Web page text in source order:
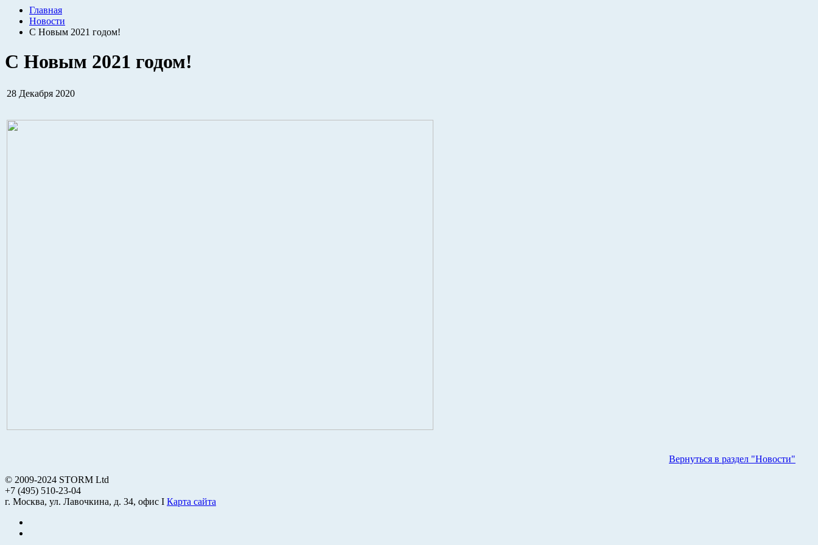
Главная
Новости
С Новым 2021 годом!
С Новым 2021 годом!
28 Декабря 2020
Вернуться в раздел "Новости"
© 2009-2024 STORM Ltd
+7 (495) 510-23-04
г. Москва, ул. Лавочкина, д. 34, офис I Карта сайта